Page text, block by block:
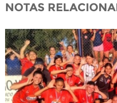
NOTAS